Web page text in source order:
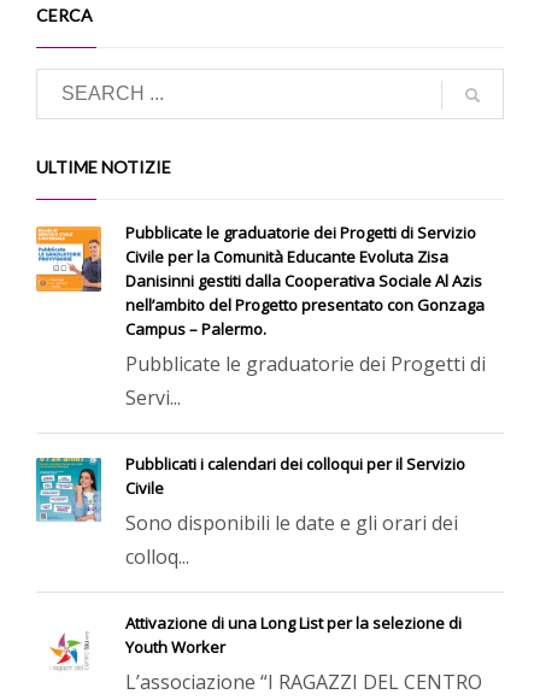
CERCA
ULTIME NOTIZIE
Pubblicate le graduatorie dei Progetti di Servizio
Civile per la Comunità Educante Evoluta Zisa
Danisinni gestiti dalla Cooperativa Sociale Al Azis
nell’ambito del Progetto presentato con Gonzaga
Campus – Palermo.
Pubblicate le graduatorie dei Progetti di
Servi...
Pubblicati i calendari dei colloqui per il Servizio
Civile
Sono disponibili le date e gli orari dei
colloq...
Attivazione di una Long List per la selezione di
Youth Worker
L’associazione “I RAGAZZI DEL CENTRO